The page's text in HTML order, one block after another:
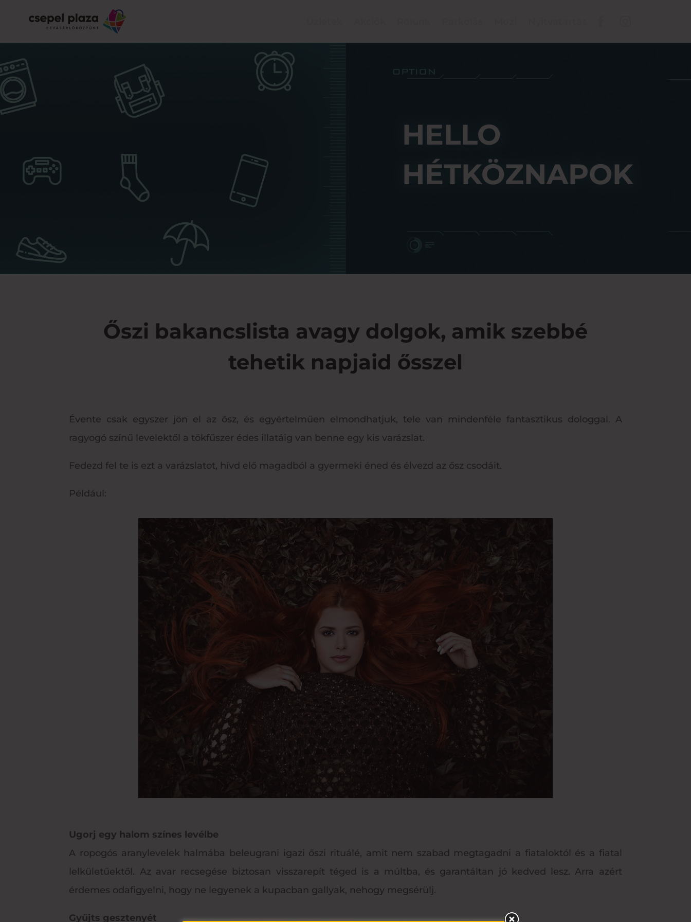
HELLO
HÉTKÖZNAPOK
Őszi bakancslista avagy dolgok, amik szebbé
tehetik napjaid ősszel
Évente csak egyszer jön el az ősz, és egyértelműen elmondhatjuk, tele van mindenféle fantasztikus dologgal. A
ragyogó színű levelektől a tökfűszer édes illatáig van benne egy kis varázslat.
Fedezd fel te is ezt a varázslatot, hívd elő magadból a gyermeki éned és élvezd az ősz csodáit.
Például:
Ugorj egy halom színes levélbe
A ropogós aranylevelek halmába beleugrani igazi őszi rituálé, amit nem szabad megtagadni a fiataloktól és a fiatal
lelkületűektől. Az avar recsegése biztosan visszarepít téged is a múltba, és garantáltan jó kedved lesz. Arra azért
érdemes odafigyelni, hogy ne legyenek a kupacban gallyak, nehogy megsérülj.
Gyűjts gesztenyét